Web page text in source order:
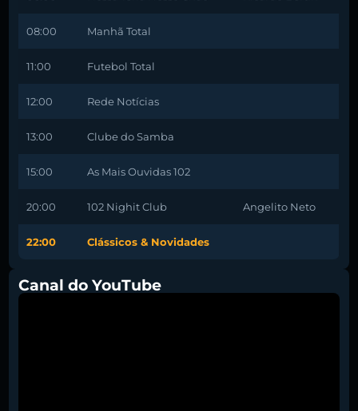
08:00 Manhã Total
11:00 Futebol Total
12:00 Rede Notícias
13:00 Clube do Samba
15:00 As Mais Ouvidas 102
20:00 102 Nighit Club Angelito Neto
22:00 Clássicos & Novidades
Canal do YouTube